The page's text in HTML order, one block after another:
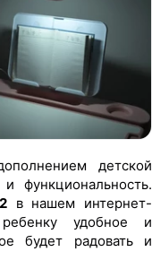
детской
функциональность.
в нашем интернет-
удобное и
будет радовать и